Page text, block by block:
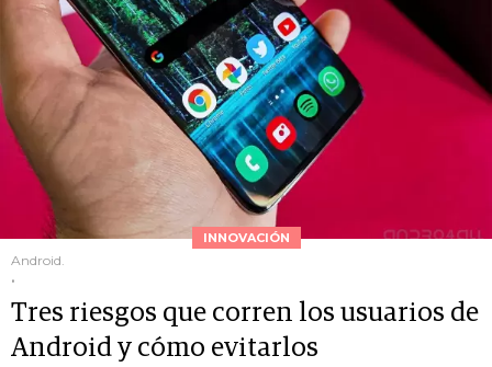
INNOVACIÓN
Android.
.
Tres riesgos que corren los usuarios de
Android y cómo evitarlos